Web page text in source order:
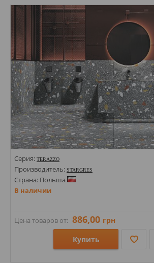
Стили: Под бетон; Под камень; Под мрамор;
Серия: TERAZZO
Производитель: STARGRES
Страна: Польша
В наличии
Цена товаров от: 886,00 грн
Купить